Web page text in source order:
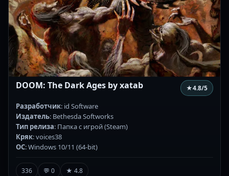
DOOM: The Dark Ages by xatab ★4.8/5
Разработчик: id Software
Издатель: Bethesda Softworks
Тип релиза: Папка с игрой (Steam)
Кряк: voices38
ОС: Windows 10/11 (64-bit)
336 💬 0 ★ 4.8